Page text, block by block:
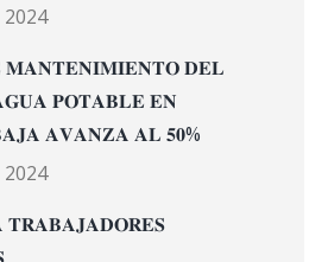
𝐌𝐀𝐍𝐓𝐄𝐍𝐈𝐌𝐈𝐄𝐍𝐓𝐎 𝐃𝐄𝐋
𝐏𝐎𝐓𝐀𝐁𝐋𝐄 𝐄𝐍
𝐀𝐕𝐀𝐍𝐙𝐀 𝐀𝐋 𝟓𝟎%
𝐓𝐑𝐀𝐁𝐀𝐉𝐀𝐃𝐎𝐑𝐄𝐒